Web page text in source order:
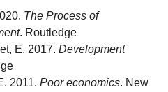
The Process of
. Routledge
E. 2017.Development
2011.Poor economics. New